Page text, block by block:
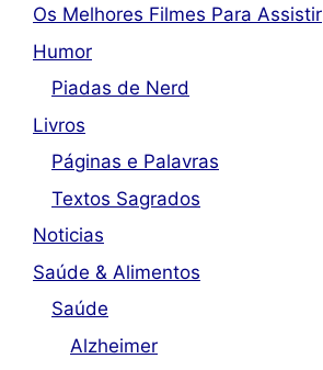
Os Melhores Filmes Para Assistir
Humor
Piadas de Nerd
Livros
Páginas e Palavras
Textos Sagrados
Noticias
Saúde & Alimentos
Saúde
Alzheimer